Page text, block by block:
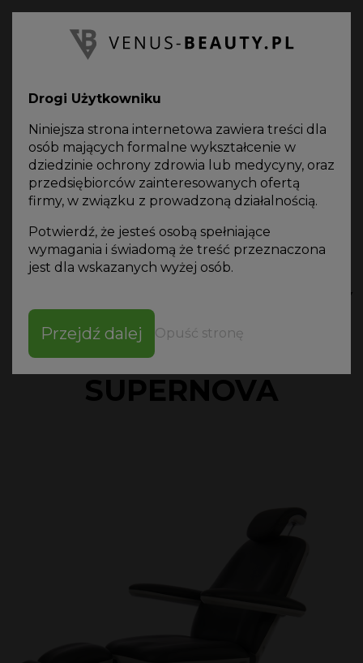
MEBLE KOSMETYCZNE
FOTEL KOSMETYCZNY ELEKTRYCZNY PODOLOGICZNY
SUPERNOVA
Pobierz
specyfikację
FOTEL KOSMETYCZNY
ELEKTRYCZNY
PODOLOGICZNY
SUPERNOVA
Drogi Użytkowniku
Niniejsza strona internetowa zawiera treści dla
osób mających formalne wykształcenie w
dziedzinie ochrony zdrowia lub medycyny, oraz
przedsiębiorców zainteresowanych ofertą
firmy, w związku z prowadzoną działalnością.
Potwierdź, że jesteś osobą spełniające
wymagania i świadomą że treść przeznaczona
jest dla wskazanych wyżej osób.
Przejdź dalej Opuść stronę